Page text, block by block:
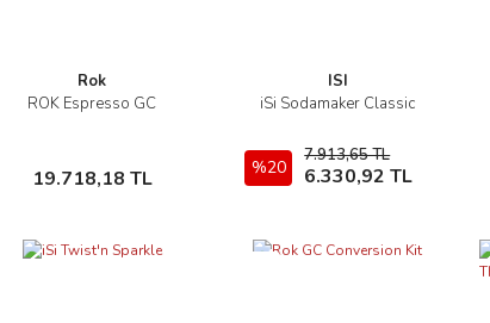
Rok
ROK Espresso GC
19.718,18 TL
İncele
Sepete Ekle
ISI
iSi Sodamaker Classic
%20
7.913,65 TL
6.330,92 TL
İncele
Sepete Ekle